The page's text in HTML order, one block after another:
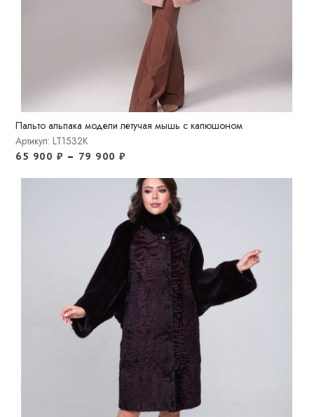
Пальто альпака модели летучая мышь с капюшоном
Артикул: LT1532K
65 900 ₽ – 79 900₽